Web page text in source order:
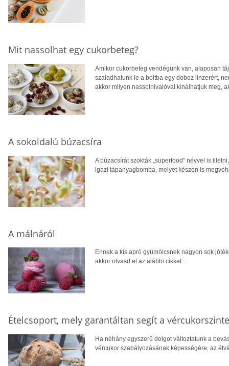
Mit nassolhat egy cukorbeteg?
Amikor cukorbeteg vendégünk van, alaposan
szaladhatunk le a boltba egy doboz linzerért,
akkor milyen nassolnivalóval kínálhatjuk meg,
A sokoldalú búzacsíra
A búzacsírát szokták „superfood” névvel is
igazi tápanyagbomba, melyet készen is
A málnáról
Ennek a kis apró gyümölcsnek nagyon sok
akkor olvasd el az alábbi cikket…
Ételcsoport, mely garantáltan segít a
Ha néhány egyszerű dolgot változtatunk a
vércukor szabályozásának képességére, az